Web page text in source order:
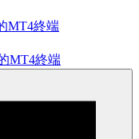
MT4終端
MT4終端